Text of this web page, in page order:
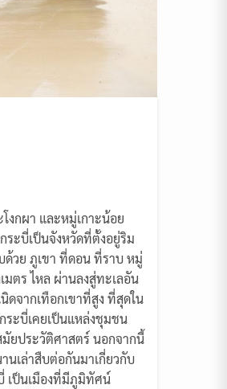
งกผา และหมู่เกาะน้อย
ระบี่เป็นจังหวัดที่ตั้งอยู่ริม
วย ภูเขา ที่ดอน ที่ราบ หมู่
ตร ไหล ผ่านลงสู่ทะเลอัน
จากเทือกเขาที่สูง ที่สุดใน
ระบี่เคยเป็นแหล่งชุมชน
ยประวัติศาสตร์ นอกจากนี้
นเล่าสืบต่อกันมาเกี่ยวกับ
เป็นเมืองที่มีภูมิทัศน์